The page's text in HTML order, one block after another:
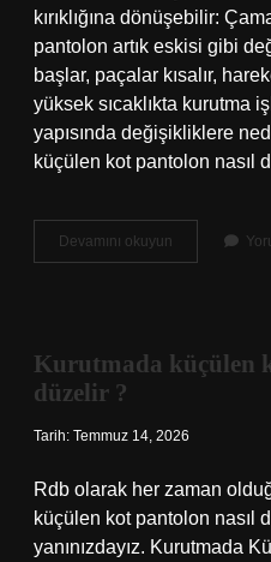
kırıklığına dönüşebilir:
pantolon artık eskisi gibi
başlar, paçalar kısalır,
yüksek sıcaklıkta kurutma
yapısında değişikliklere
küçülen kot pantolon nasıl
Devamını okuyun Kurutmada
küçülen
?
Kurutmada küçülen
düzelir ?
Tarih: Temmuz 14, 2026
Rdb olarak her zaman
küçülen kot pantolon nasıl
yanınızdayız. Kurutmada